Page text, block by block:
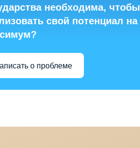
необходима, чтобы
свой потенциал на
о проблеме